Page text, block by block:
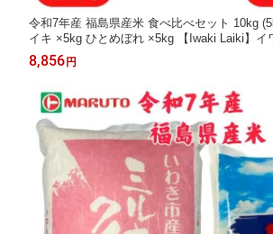
令和7年産 福島県産米 食べ比べセット 10kg
イキ ×5kg ひとめぼれ ×5kg 【Iwaki Laiki】イ
産 いわき市産 お米 米 こめ 5kg マルト 福島 5
料 白米
8,856円